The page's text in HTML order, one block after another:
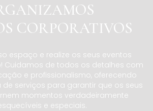
CORPORATIVOS
espaço e realize os seus eventos
Cuidamos de todos os detalhes com
e profissionalismo, oferecendo
serviços para garantir que os seus
momentos verdadeiramente
e especiais.